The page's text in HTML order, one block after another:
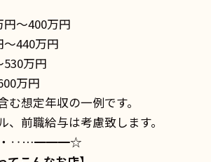
〜400万円
440万円
万円
万円
想定年収の一例です。
前職給与は考慮致します。
‥…━━━☆